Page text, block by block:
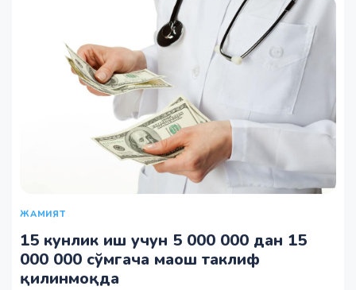
ЖАМИЯТ
15 кунлик иш учун 5 000 000 дан 15
000 000 сўмгача маош таклиф
қилинмоқда